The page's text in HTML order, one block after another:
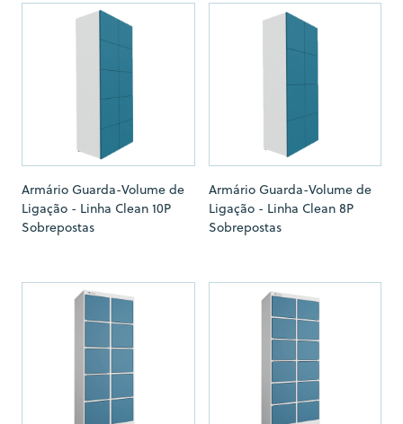
Armário Guarda-Volume de
Ligação - Linha Clean 10P
Sobrepostas
Armário Guarda-Volume de
Ligação - Linha Clean 8P
Sobrepostas